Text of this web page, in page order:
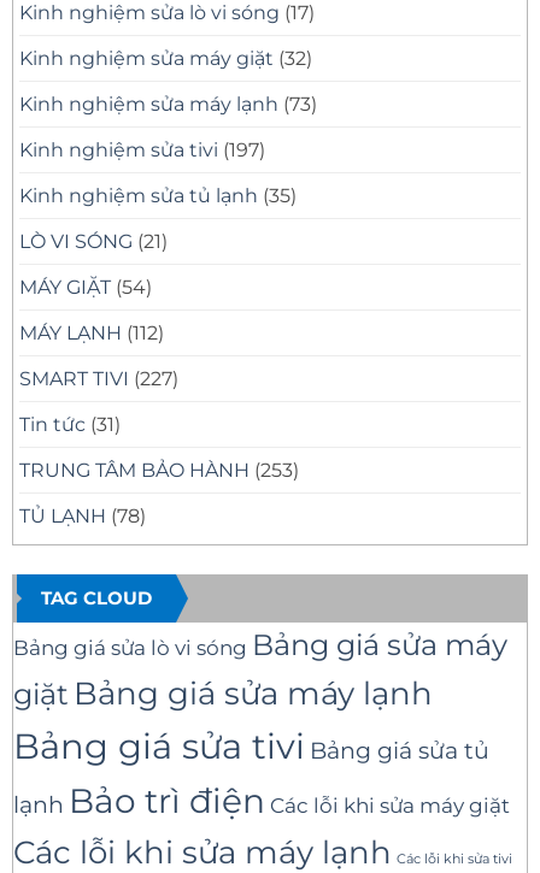
Kinh nghiệm sửa lò vi sóng (17)
Kinh nghiệm sửa máy giặt (32)
Kinh nghiệm sửa máy lạnh (73)
Kinh nghiệm sửa tivi (197)
Kinh nghiệm sửa tủ lạnh (35)
LÒ VI SÓNG (21)
MÁY GIẶT (54)
MÁY LẠNH (112)
SMART TIVI (227)
Tin tức (31)
TRUNG TÂM BẢO HÀNH (253)
TỦ LẠNH (78)
TAG CLOUD
Bảng giá sửa lò vi sóng Bảng giá sửa máy
giặt Bảng giá sửa máy lạnh
Bảng giá sửa tivi Bảng giá sửa tủ
lạnh Bảo trì điện Các lỗi khi sửa máy giặt
Các lỗi khi sửa máy lạnh Các lỗi khi sửa tivi